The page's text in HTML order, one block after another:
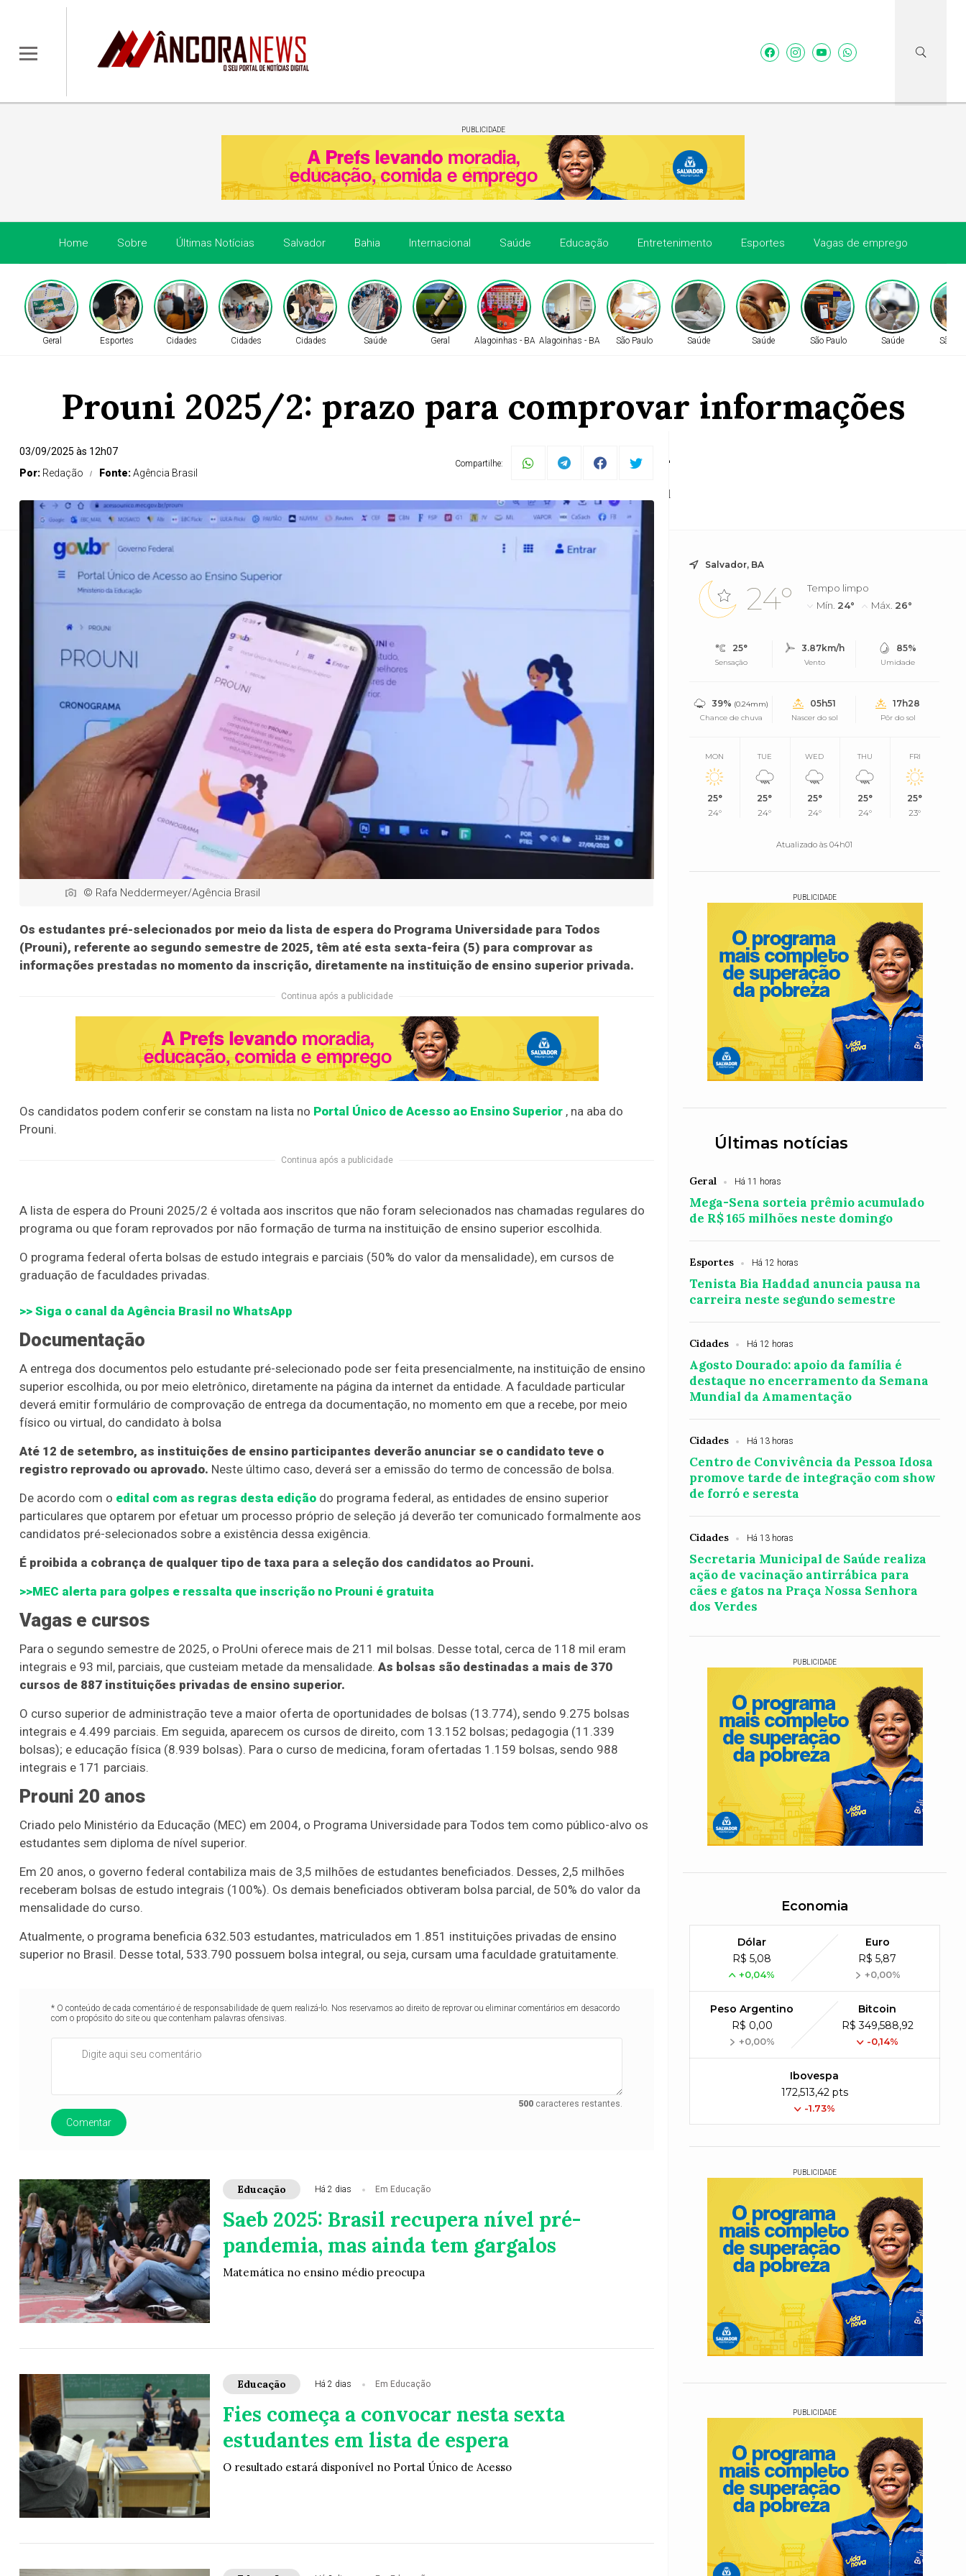
PUBLICIDADE
Home Sobre Últimas Notícias Salvador Bahia Internacional Saúde Educação Entretenimento Esportes Vagas de emprego
Geral Esportes Cidades Cidades Cidades Saúde Geral Alagoinhas - BA Alagoinhas - BA São Paulo Saúde Saúde São Paulo Saúde São
Prouni 2025/2: prazo para comprovar informações
termina na sexta-feira
Entrega de documentos na faculdade pode ser virtual ou presencial
03/09/2025 às 12h07
Por: Redação Fonte:Agência Brasil
Compartilhe:
© Rafa Neddermeyer/Agência Brasil
Os estudantes pré-selecionados por meio da lista de espera do Programa Universidade para Todos
(Prouni), referente ao segundo semestre de 2025, têm até esta sexta-feira (5) para comprovar as
informações prestadas no momento da inscrição, diretamente na instituição de ensino superior privada.
Continua após a publicidade
Os candidatos podem conferir se constam na lista no Portal Único de Acesso ao Ensino Superior , na aba do
Prouni.
Continua após a publicidade
A lista de espera do Prouni 2025/2 é voltada aos inscritos que não foram selecionados nas chamadas regulares do
programa ou que foram reprovados por não formação de turma na instituição de ensino superior escolhida.
O programa federal oferta bolsas de estudo integrais e parciais (50% do valor da mensalidade), em cursos de
graduação de faculdades privadas.
>> Siga o canal da Agência Brasil no WhatsApp
Documentação
A entrega dos documentos pelo estudante pré-selecionado pode ser feita presencialmente, na instituição de ensino
superior escolhida, ou por meio eletrônico, diretamente na página da internet da entidade. A faculdade particular
deverá emitir formulário de comprovação de entrega da documentação, no momento em que a recebe, por meio
físico ou virtual, do candidato à bolsa
Até 12 de setembro, as instituições de ensino participantes deverão anunciar se o candidato teve o
registro reprovado ou aprovado. Neste último caso, deverá ser a emissão do termo de concessão de bolsa.
De acordo com o edital com as regras desta edição do programa federal, as entidades de ensino superior
particulares que optarem por efetuar um processo próprio de seleção já deverão ter comunicado formalmente aos
candidatos pré-selecionados sobre a existência dessa exigência.
É proibida a cobrança de qualquer tipo de taxa para a seleção dos candidatos ao Prouni.
>>MEC alerta para golpes e ressalta que inscrição no Prouni é gratuita
Vagas e cursos
Para o segundo semestre de 2025, o ProUni oferece mais de 211 mil bolsas. Desse total, cerca de 118 mil eram
integrais e 93 mil, parciais, que custeiam metade da mensalidade. As bolsas são destinadas a mais de 370
cursos de 887 instituições privadas de ensino superior.
O curso superior de administração teve a maior oferta de oportunidades de bolsas (13.774), sendo 9.275 bolsas
integrais e 4.499 parciais. Em seguida, aparecem os cursos de direito, com 13.152 bolsas; pedagogia (11.339
bolsas); e educação física (8.939 bolsas). Para o curso de medicina, foram ofertadas 1.159 bolsas, sendo 988
integrais e 171 parciais.
Prouni 20 anos
Criado pelo Ministério da Educação (MEC) em 2004, o Programa Universidade para Todos tem como público-alvo os
estudantes sem diploma de nível superior.
Em 20 anos, o governo federal contabiliza mais de 3,5 milhões de estudantes beneficiados. Desses, 2,5 milhões
receberam bolsas de estudo integrais (100%). Os demais beneficiados obtiveram bolsa parcial, de 50% do valor da
mensalidade do curso.
Atualmente, o programa beneficia 632.503 estudantes, matriculados em 1.851 instituições privadas de ensino
superior no Brasil. Desse total, 533.790 possuem bolsa integral, ou seja, cursam uma faculdade gratuitamente.
* O conteúdo de cada comentário é de responsabilidade de quem realizá-lo. Nos reservamos ao direito de reprovar ou eliminar comentários em desacordo
com o propósito do site ou que contenham palavras ofensivas.
500caracteres restantes.
Comentar
Educação Há 2 dias Em Educação
Saeb 2025: Brasil recupera nível pré-
pandemia, mas ainda tem gargalos
Matemática no ensino médio preocupa
Educação Há 2 dias Em Educação
Fies começa a convocar nesta sexta
estudantes em lista de espera
O resultado estará disponível no Portal Único de Acesso
Salvador, BA
24°
Tempo limpo
Mín. 24° Máx. 26°
25°
Sensação
3.87km/h
Vento
85%
Umidade
39% (0.24mm)
Chance de chuva
05h51
Nascer do sol
17h28
Pôr do sol
MON
25°
24°
TUE
25°
24°
WED
25°
24°
THU
25°
24°
FRI
25°
23°
Atualizado às 04h01
PUBLICIDADE
Últimas notícias
Geral Há 11 horas
Mega-Sena sorteia prêmio acumulado
de R$ 165 milhões neste domingo
Esportes Há 12 horas
Tenista Bia Haddad anuncia pausa na
carreira neste segundo semestre
Cidades Há 12 horas
Agosto Dourado: apoio da família é
destaque no encerramento da Semana
Mundial da Amamentação
Cidades Há 13 horas
Centro de Convivência da Pessoa Idosa
promove tarde de integração com show
de forró e seresta
Cidades Há 13 horas
Secretaria Municipal de Saúde realiza
ação de vacinação antirrábica para
cães e gatos na Praça Nossa Senhora
dos Verdes
PUBLICIDADE
Economia
Dólar
R$ 5,08
+0,04%
Euro
R$ 5,87
+0,00%
Peso Argentino
R$ 0,00
+0,00%
Bitcoin
R$ 349,588,92
-0,14%
Ibovespa
172,513,42 pts
-1.73%
PUBLICIDADE
PUBLICIDADE